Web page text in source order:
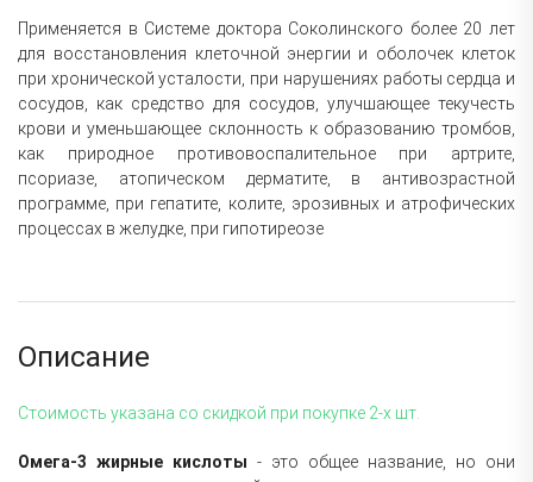
Применяется в Системе доктора Соколинского более 20 лет
для восстановления клеточной энергии и оболочек клеток
при хронической усталости, при нарушениях работы сердца и
сосудов, как средство для сосудов, улучшающее текучесть
крови и уменьшающее склонность к образованию тромбов,
как природное противовоспалительное при артрите,
псориазе, атопическом дерматите, в антивозрастной
программе, при гепатите, колите, эрозивных и атрофических
процессах в желудке, при гипотиреозе
Описание
Стоимость указана со скидкой при покупке 2-х шт.
Омега-3 жирные кислоты - это общее название, но они